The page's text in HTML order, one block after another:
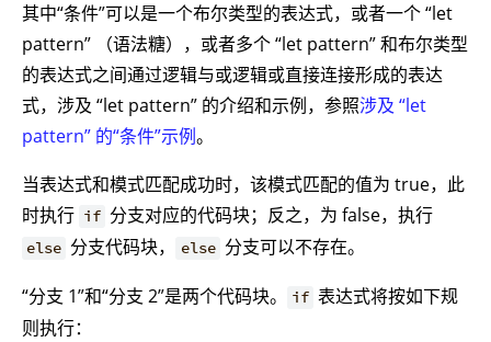
其中“条件”可以是一个布尔类型的表达式，或者一个 “let
pattern” （语法糖），或者多个 “let pattern” 和布尔类型
的表达式之间通过逻辑与或逻辑或直接连接形成的表达
式，涉及 “let pattern” 的介绍和示例，参照涉及 “let
pattern” 的“条件”示例。
当表达式和模式匹配成功时，该模式匹配的值为 true，此
时执行 if 分支对应的代码块；反之，为 false，执行
else 分支代码块， else 分支可以不存在。
“分支 1”和“分支 2”是两个代码块。 if 表达式将按如下规
则执行：